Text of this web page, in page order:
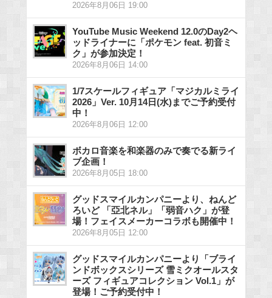
2026年8月06日 19:00
YouTube Music Weekend 12.0のDay2ヘ
ッドライナーに「ポケモン feat. 初音ミ
ク」が参加決定！
2026年8月06日 14:00
1/7スケールフィギュア「マジカルミライ
2026」Ver. 10月14日(水)までご予約受付
中！
2026年8月06日 12:00
ボカロ音楽を和楽器のみで奏でる新ライ
ブ企画！
2026年8月05日 18:00
グッドスマイルカンパニーより、ねんど
ろいど 「亞北ネル」「弱音ハク」が登
場！フェイスメーカーコラボも開催中！
2026年8月05日 12:00
グッドスマイルカンパニーより「ブライ
ンドボックスシリーズ 雪ミクオールスタ
ーズ フィギュアコレクション Vol.1」が
登場！ご予約受付中！